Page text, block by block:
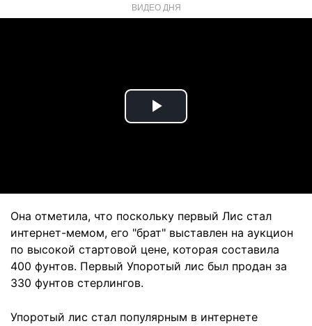
ВИДЕО ДНЯ
Play
Она отметила, что поскольку первый Лис стал
интернет-мемом, его "брат" выставлен на аукцион
по высокой стартовой цене, которая составила
400 фунтов. Первый Упоротый лис был продан за
330 фунтов стерлингов.
Упоротый лис стал популярным в интернете